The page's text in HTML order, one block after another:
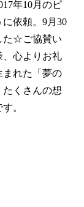
年10月のピ
依頼。9月30
た☆ご協賛い
、心よりお礼
まれた「夢の
くさんの想
。